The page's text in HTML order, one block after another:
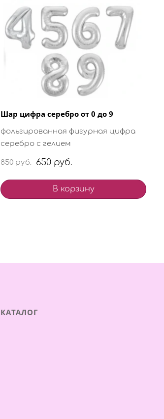
Шар цифра серебро от 0 до 9
фольгированная фигурная цифра
серебро с гелием
850 руб. 650 руб.
В корзину
КАТАЛОГ